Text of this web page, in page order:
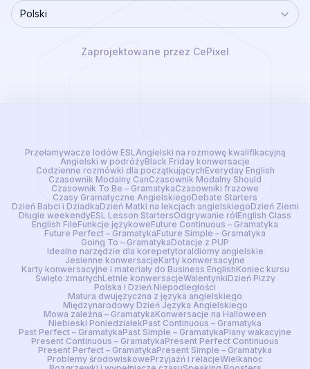
Language
Polski
Zaprojektowane przez CePixel
Przełamywacze lodów ESLAngielski na rozmowę kwalifikacyjną
Angielski w podróżyBlack Friday konwersacje
Codzienne rozmówki dla początkującychEveryday English
Czasownik Modalny CanCzasownik Modalny Should
Czasownik To Be – GramatykaCzasowniki frazowe
Czasy Gramatyczne AngielskiegoDebate Starters
Dzień Babci i DziadkaDzień Matki na lekcjach angielskiegoDzień Ziemi
Długie weekendyESL Lesson StartersOdgrywanie rólEnglish Class
English FileFunkcje językoweFuture Continuous – Gramatyka
Future Perfect – GramatykaFuture Simple – Gramatyka
Going To – GramatykaDotacje z PUP
Idealne narzędzie dla korepetytoraIdiomy angielskie
Jesienne konwersacjeKarty konwersacyjne
Karty konwersacyjne i materiały do Business EnglishKoniec kursu
Święto zmarłychLetnie konwersacjeWalentynkiDzień Pizzy
Polska i Dzień Niepodległości
Matura dwujęzyczna z języka angielskiego
Międzynarodowy Dzień Języka Angielskiego
Mowa zależna – GramatykaKonwersacje na Halloween
Niebieski PoniedziałekPast Continuous – Gramatyka
Past Perfect – GramatykaPast Simple – GramatykaPlany wakacyjne
Present Continuous – GramatykaPresent Perfect Continuous
Present Perfect – GramatykaPresent Simple – Gramatyka
Problemy środowiskowePrzyjaźń i relacjeWielkanoc